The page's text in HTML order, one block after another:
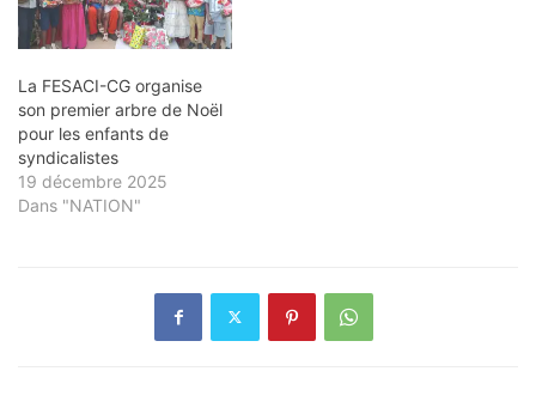
La FESACI-CG organise
son premier arbre de Noël
pour les enfants de
syndicalistes
19 décembre 2025
Dans "NATION"